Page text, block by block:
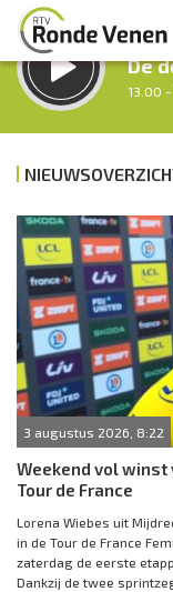
De
13.00
Vorig uur
Inklappen
3 augustus 2026, 8:22
Weekend vol winst
Tour de France
Lorena Wiebes uit
in de Tour de France
zaterdag de eerste
Dankzij de twee